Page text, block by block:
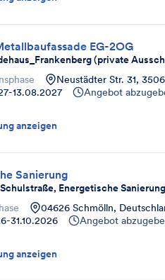
EG-2OG
(private
Neustädter Str. 31,
-13.08.2027 Angebot
anzeigen
Sanierung
Energetische Sanierung
04626 Schmölln,
-31.10.2026 Angebot
anzeigen